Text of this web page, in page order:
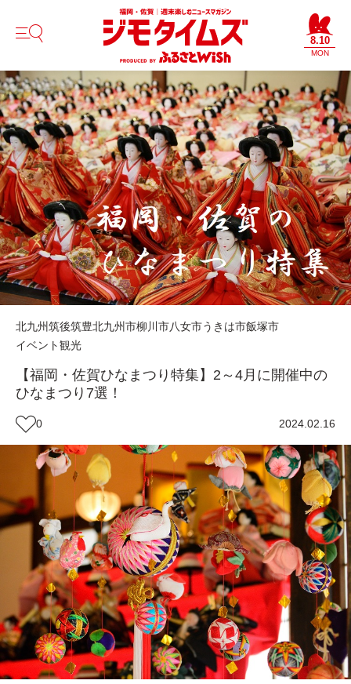
8.10
MON
北九州筑後筑豊北九州市柳川市八女市うきは市飯塚市
イベント観光
【福岡・佐賀ひなまつり特集】2～4月に開催中の
ひなまつり7選！
0 2024.02.16